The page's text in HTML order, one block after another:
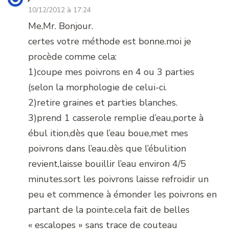
10/12/2012 à 17:24
Me,Mr. Bonjour.
certes votre méthode est bonne.moi je
procède comme cela:
1)coupe mes poivrons en 4 ou 3 parties
(selon la morphologie de celui-ci.
2)retire graines et parties blanches.
3)prend 1 casserole remplie d’eau,porte à
ébul ition,dès que l’eau boue,met mes
poivrons dans l’eau.dès que l’ébulition
revient,laisse bouillir l’eau environ 4/5
minutes.sort les poivrons laisse refroidir un
peu et commence à émonder les poivrons en
partant de la pointe.cela fait de belles
« escalopes » sans trace de couteau